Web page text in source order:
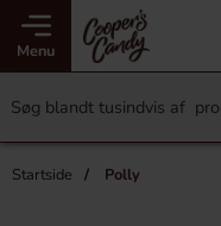
Menu
Startside Polly